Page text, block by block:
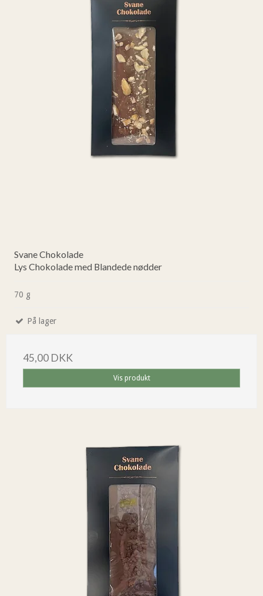
Svane Chokolade
Lys Chokolade med Blandede nødder
70 g
På lager
45,00 DKK
Vis produkt